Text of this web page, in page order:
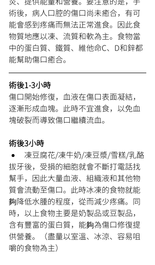
術後，病人口腔的傷口尚未癒合，有可
能會感到疼痛而無法正常進食。因此食
物質地應以凍、流質和軟為主。食物當
中的蛋白質、鐵質、維他命C、D和鋅都
能幫助傷口癒合。
術後1-3小時
傷口開始修復，血液在傷口表面凝結，
逐漸形成血塊。此時不宜進食，以免血
塊破裂而導致傷口繼續流血。
術後3小時
凍豆腐花/凍牛奶/凍豆漿/雪糕/乳酪
拔牙後，受損的細胞就會不斷打電話找
幫手，因此大量血液、組織液和其他物
質會流動至傷口。此時冰凍的食物就能
夠降低水腫的程度，從而減少疼痛。同
時，以上食物主要是奶製品或豆製品，
含有豐富的蛋白質，能夠為傷口修復提
供營養。（盡量以室溫、冰涼、容易咀
嚼的食物為主）